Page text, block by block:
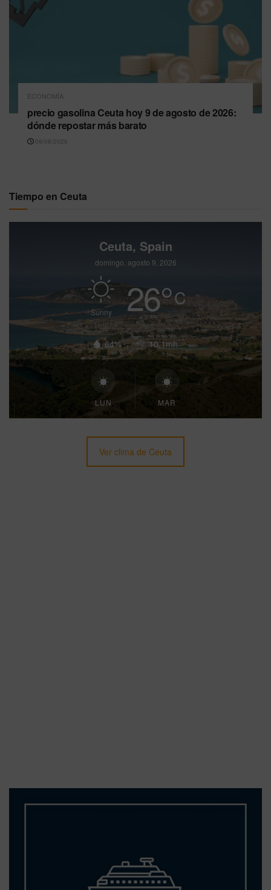
ECONOMÍA
precio gasolina Ceuta hoy 9 de agosto de 2026:
dónde repostar más barato
09/08/2026
Tiempo en Ceuta
Ceuta, Spain
domingo, agosto 9, 2026
Sunny 26°C
64% 10.1mh
LUN MAR
Ver clima de Ceuta